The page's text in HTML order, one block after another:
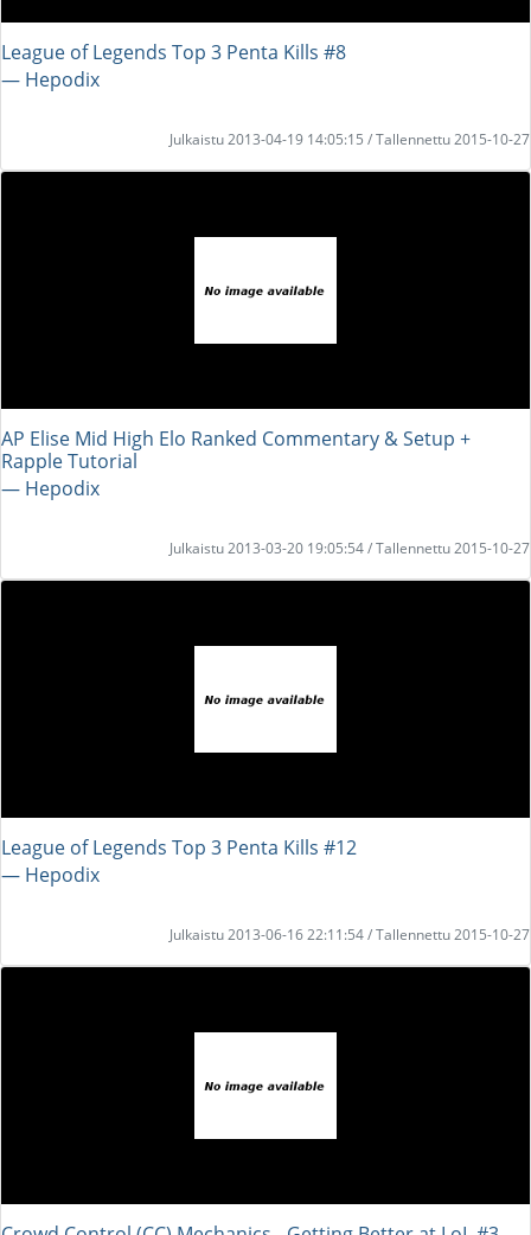
League of Legends Top 3 Penta Kills #8
― Hepodix
Julkaistu 2013-04-19 14:05:15 / Tallennettu 2015-10-27
AP Elise Mid High Elo Ranked Commentary & Setup +
Rapple Tutorial
― Hepodix
Julkaistu 2013-03-20 19:05:54 / Tallennettu 2015-10-27
League of Legends Top 3 Penta Kills #12
― Hepodix
Julkaistu 2013-06-16 22:11:54 / Tallennettu 2015-10-27